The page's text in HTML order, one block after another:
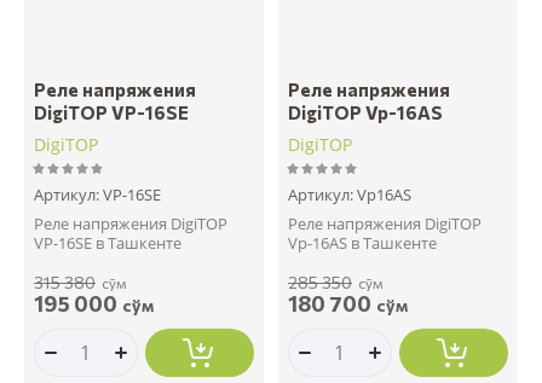
Реле напряжения
DigiTOP VP-16SE
DigiTOP
Артикул:VP-16SE
Реле напряжения DigiTOP
VP-16SE в Ташкенте
315 380 сўм
195 000 сўм
Реле напряжения
DigiTOP Vp-16AS
DigiTOP
Артикул:Vp16AS
Реле напряжения DigiTOP
Vp-16AS в Ташкенте
285 350 сўм
180 700 сўм